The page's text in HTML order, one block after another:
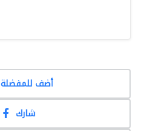
أضف للمفضلة
شارك